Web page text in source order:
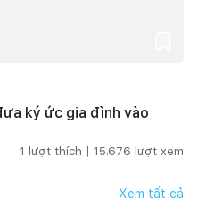
ký ức gia đình vào
1 lượt thích | 15.676 lượt xem
Xem tất cả